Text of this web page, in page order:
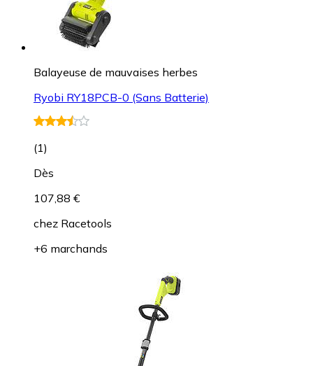
Balayeuse de mauvaises herbes
Ryobi RY18PCB-0 (Sans Batterie)
(1)
Dès
107,88 €
chez Racetools
+6 marchands